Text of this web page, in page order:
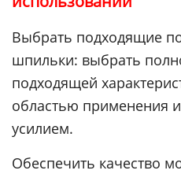
Выбрать подходящие
шпильки: выбрать
подходящей
областью применения
усилием.
Обеспечить качество